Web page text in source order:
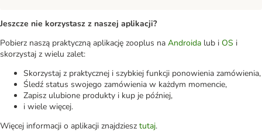
Jeszcze nie korzystasz z naszej aplikacji?
Pobierz naszą praktyczną aplikację zooplus na Androida lub i OS i
skorzystaj z wielu zalet:
Skorzystaj z praktycznej i szybkiej funkcji ponowienia zamówienia,
Śledź status swojego zamówienia w każdym momencie,
Zapisz ulubione produkty i kup je później,
i wiele więcej.
Więcej informacji o aplikacji znajdziesz tutaj.